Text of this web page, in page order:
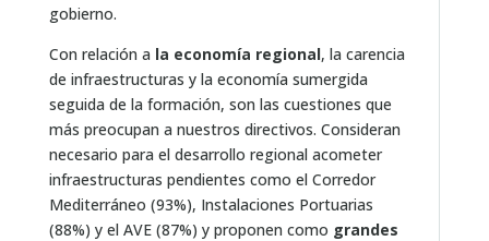
gobierno.
Con relación a la economía regional, la carencia
de infraestructuras y la economía sumergida
seguida de la formación, son las cuestiones que
más preocupan a nuestros directivos. Consideran
necesario para el desarrollo regional acometer
infraestructuras pendientes como el Corredor
Mediterráneo (93%), Instalaciones Portuarias
(88%) y el AVE (87%) y proponen como grandes